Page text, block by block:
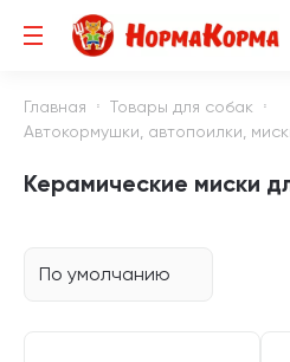
Главная
Товары для собак
Автокормушки, автопоилки,
Керамические миски
По умолчанию